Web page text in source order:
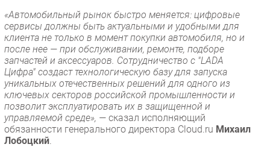
«Автомобильный рынок быстро меняется: цифровые
сервисы должны быть актуальными и удобными для
клиента не только в момент покупки автомобиля, но и
после нее — при обслуживании, ремонте, подборе
запчастей и аксессуаров. Сотрудничество с "LADA
Цифра" создаст технологическую базу для запуска
уникальных отечественных решений для одного из
ключевых секторов российской промышленности и
позволит эксплуатировать их в защищенной и
управляемой среде», — сказал исполняющий
обязанности генерального директора Cloud.ru Михаил
Лобоцкий